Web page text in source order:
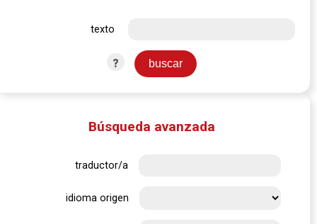
texto
?
Búsqueda avanzada
traductor/a
idioma origen